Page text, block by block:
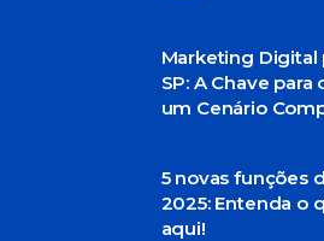
Marketing Digital
SP: A Chave
um Cenário
5 novas funções
2025: Entenda o
aqui!